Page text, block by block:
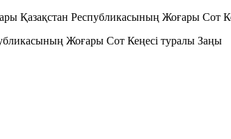
Қазақстан Республикасының Жоғары Сот
Жоғары Сот Кеңесі туралы Заңы